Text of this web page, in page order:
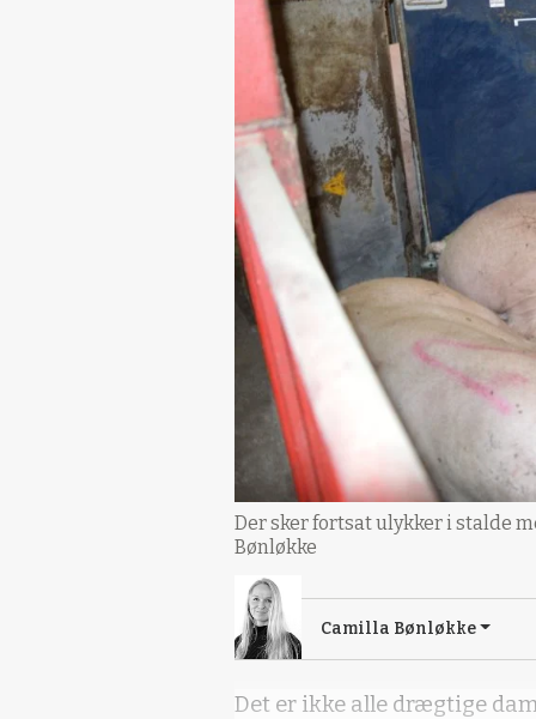
Der sker fortsat ulykker i stalde
Bønløkke
Camilla Bønløkke
Det er ikke alle drægtige